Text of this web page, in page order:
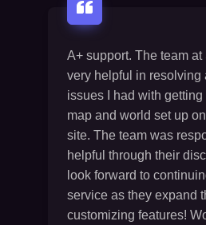
A+ support. The team
very helpful in resolving
issues I had with getting
map and world set up
site. The team was
helpful through their
look forward to
service as they expand
customizing features!